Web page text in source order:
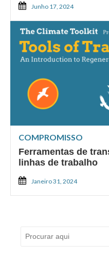
Junho 17, 2024
COMPROMISSO
Ferramentas de
linhas de trabalho
Janeiro 31, 2024
Pesquisar